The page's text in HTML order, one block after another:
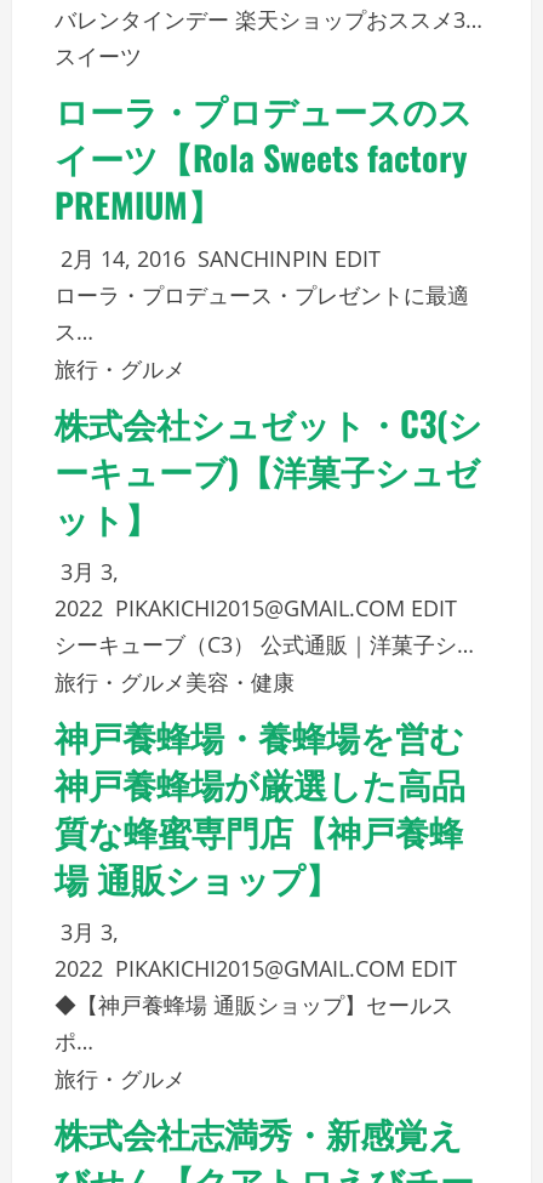
バレンタインデー 楽天ショップおススメ3…
スイーツ
ローラ・プロデュースのス
イーツ【Rola Sweets factory
PREMIUM】
2月 14, 2016 SANCHINPIN EDIT
ローラ・プロデュース・プレゼントに最適
ス…
旅行・グルメ
株式会社シュゼット・C3(シ
ーキューブ)【洋菓子シュゼ
ット】
3月 3,
2022 PIKAKICHI2015@GMAIL.COM EDIT
シーキューブ（C3） 公式通販｜洋菓子シ…
旅行・グルメ美容・健康
神戸養蜂場・養蜂場を営む
神戸養蜂場が厳選した高品
質な蜂蜜専門店【神戸養蜂
場 通販ショップ】
3月 3,
2022 PIKAKICHI2015@GMAIL.COM EDIT
◆【神戸養蜂場 通販ショップ】セールス
ポ…
旅行・グルメ
株式会社志満秀・新感覚え